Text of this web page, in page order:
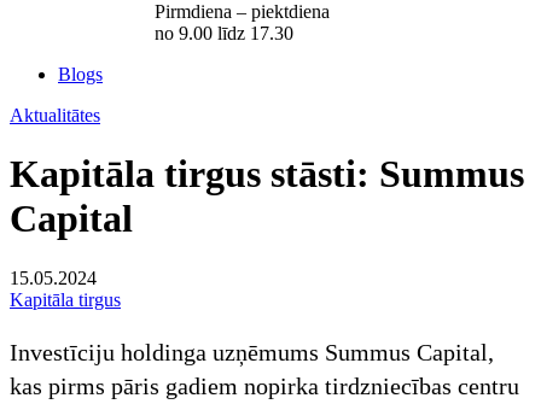
Pirmdiena – piektdiena
no 9.00 līdz 17.30
Blogs
Aktualitātes
Kapitāla tirgus stāsti: Summus
Capital
15.05.2024
Kapitāla tirgus
Investīciju holdinga uzņēmums Summus Capital,
kas pirms pāris gadiem nopirka tirdzniecības centru